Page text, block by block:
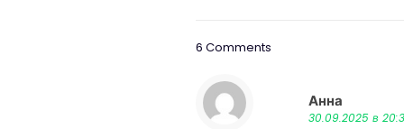
6 Comments
Анна
30.09.2025 в